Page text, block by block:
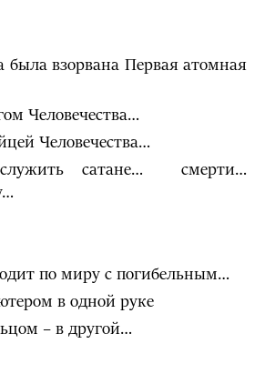
была взорвана Первая атомная
Человечества…
Человечества…
сатане… смерти…
по миру с погибельным…
в одной руке
– в другой…